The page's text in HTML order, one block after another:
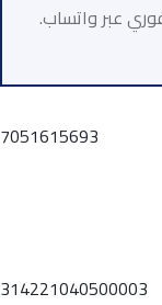
عبر واتساب.
7051615693
314221040500003